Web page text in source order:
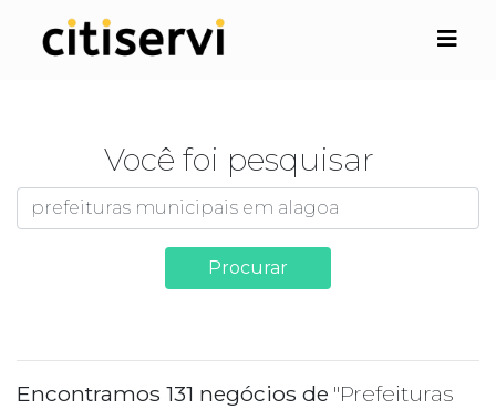
Você foi pesquisar
Procurar
Encontramos 131 negócios de "Prefeituras